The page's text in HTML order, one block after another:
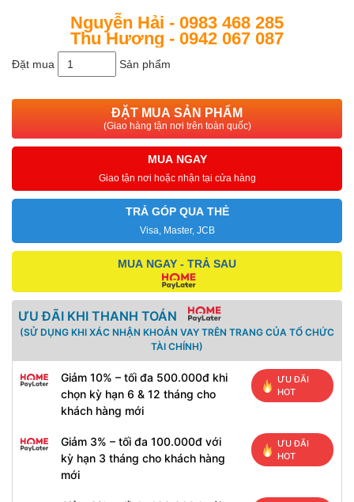
Nguyễn Hải - 0983 468 285
Thu Hương - 0942 067 087
Đặt mua Sản phẩm
ĐẶT MUA SẢN PHẨM
(Giao hàng tận nơi trên toàn quốc)
MUA NGAY
Giao tận nơi hoặc nhận tại cửa hàng
TRẢ GÓP QUA THẺ
Visa, Master, JCB
MUA NGAY - TRẢ SAU
ƯU ĐÃI KHI THANH TOÁN
(SỬ DỤNG KHI XÁC NHẬN KHOẢN VAY TRÊN TRANG CỦA TỔ CHỨC
TÀI CHÍNH)
Giảm 10% – tối đa 500.000đ khi
chọn kỳ hạn 6 & 12 tháng cho
khách hàng mới
ƯU ĐÃI
HOT
Giảm 3% – tối đa 100.000đ với
kỳ hạn 3 tháng cho khách hàng
mới
ƯU ĐÃI
HOT